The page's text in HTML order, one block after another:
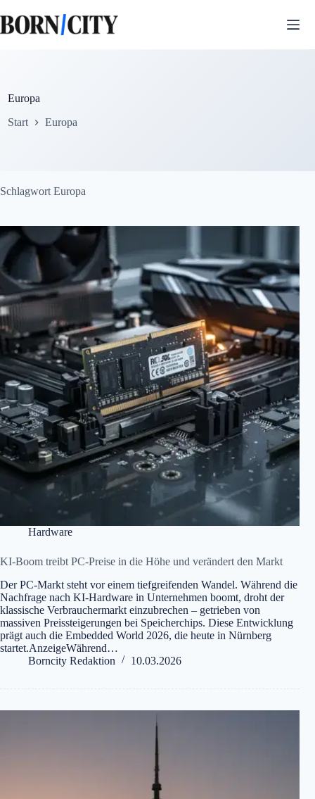
Inhalt
springen
Europa
Start Europa
Schlagwort Europa
Hardware
KI-Boom treibt PC-Preise in die Höhe und verändert den Markt
Der PC-Markt steht vor einem tiefgreifenden Wandel. Während die
Nachfrage nach KI-Hardware in Unternehmen boomt, droht der
klassische Verbrauchermarkt einzubrechen – getrieben von
massiven Preissteigerungen bei Speicherchips. Diese Entwicklung
prägt auch die Embedded World 2026, die heute in Nürnberg
startet.AnzeigeWährend…
Borncity Redaktion
10.03.2026